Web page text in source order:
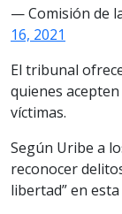
— Comisión de
16, 2021
El tribunal
quienes
víctimas.
Según Uribe a
reconocer
libertad” en